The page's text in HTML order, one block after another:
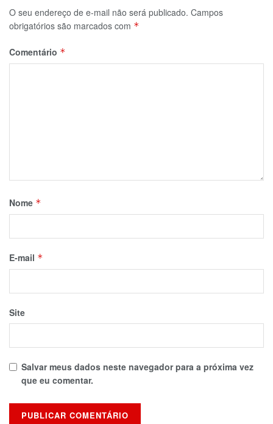
O seu endereço de e-mail não será publicado. Campos
obrigatórios são marcados com *
Comentário *
Nome *
E-mail *
Site
Salvar meus dados neste navegador para a próxima vez
que eu comentar.